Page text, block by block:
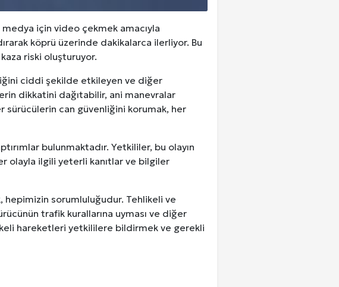
için video çekmek amacıyla
köprü üzerinde dakikalarca ilerliyor. Bu
riski oluşturuyor.
ciddi şekilde etkileyen ve diğer
dikkatini dağıtabilir, ani manevralar
can güvenliğini korumak, her
bulunmaktadır. Yetkililer, bu olayın
olayla ilgili yeterli kanıtlar ve bilgiler
sorumluluğudur. Tehlikeli ve
trafik kurallarına uyması ve diğer
hareketleri yetkililere bildirmek ve gerekli